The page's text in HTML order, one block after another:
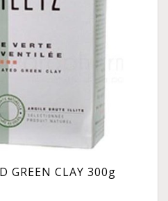
GREEN CLAY 300g